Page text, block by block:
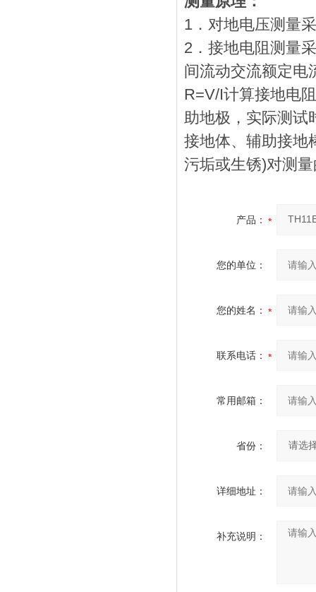
1．对地电压测量
2．接地电阻测量
间流动交流额定电
R=V/I计算接地电
助地极，实际测试
接地体、辅助接地
污垢或生锈)对测
产品：
您的单位：
您的姓名：
联系电话：
常用邮箱：
省份：
详细地址：
补充说明：